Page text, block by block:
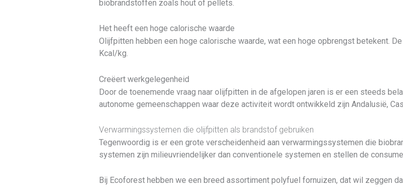
biobrandstoffen zoals hout of pellets.
Het heeft een hoge calorische waarde
Olijfpitten hebben een hoge calorische waarde, wat een hoge opbrengst betekent.
Kcal/kg.
Creëert werkgelegenheid
Door de toenemende vraag naar olijfpitten in de afgelopen jaren is er een steeds
autonome gemeenschappen waar deze activiteit wordt ontwikkeld zijn Andalusië,
Verwarmingssystemen die olijfpitten als brandstof gebruiken
Tegenwoordig is er een grote verscheidenheid aan verwarmingssystemen die
systemen zijn milieuvriendelijker dan conventionele systemen en stellen de
Bij Ecoforest hebben we een breed assortiment polyfuel fornuizen, dat wil zeggen